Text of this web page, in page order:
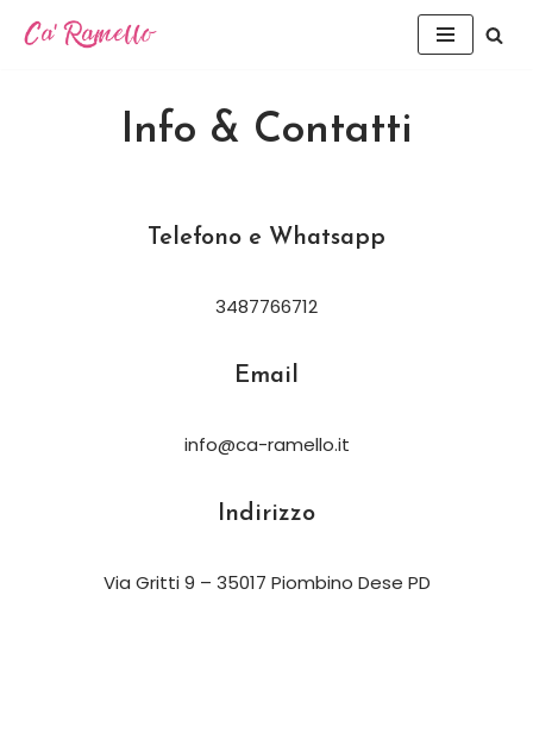
Info & Contatti
Telefono e Whatsapp
3487766712
Email
info@ca-ramello.it
Indirizzo
Via Gritti 9 – 35017 Piombino Dese PD